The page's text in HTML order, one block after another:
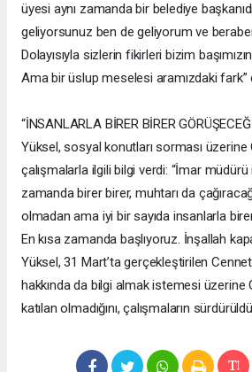
üyesi aynı zamanda bir belediye
geliyorsunuz ben de geliyorum ve
Dolayısıyla sizlerin fikirleri bizim
Ama bir üslup meselesi aramızdaki fark”
“İNSANLARLA BİRER BİRER
Yüksel, sosyal konutları sorması üzerine
çalışmalarla ilgili bilgi verdi: “İmar
zamanda birer birer, muhtarı da
olmadan ama iyi bir sayıda insanlarla
En kısa zamanda başlıyoruz. İnşallah
Yüksel, 31 Mart’ta gerçekleştirilen
hakkında da bilgi almak istemesi üzerine
katılan olmadığını, çalışmaların